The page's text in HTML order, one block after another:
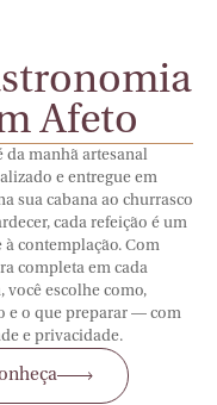
Afeto
da manhã artesanal
e entregue em
sua cabana ao churrasco
cada refeição é um
à contemplação. Com
completa em cada
você escolhe como,
e o que preparar — com
e privacidade.